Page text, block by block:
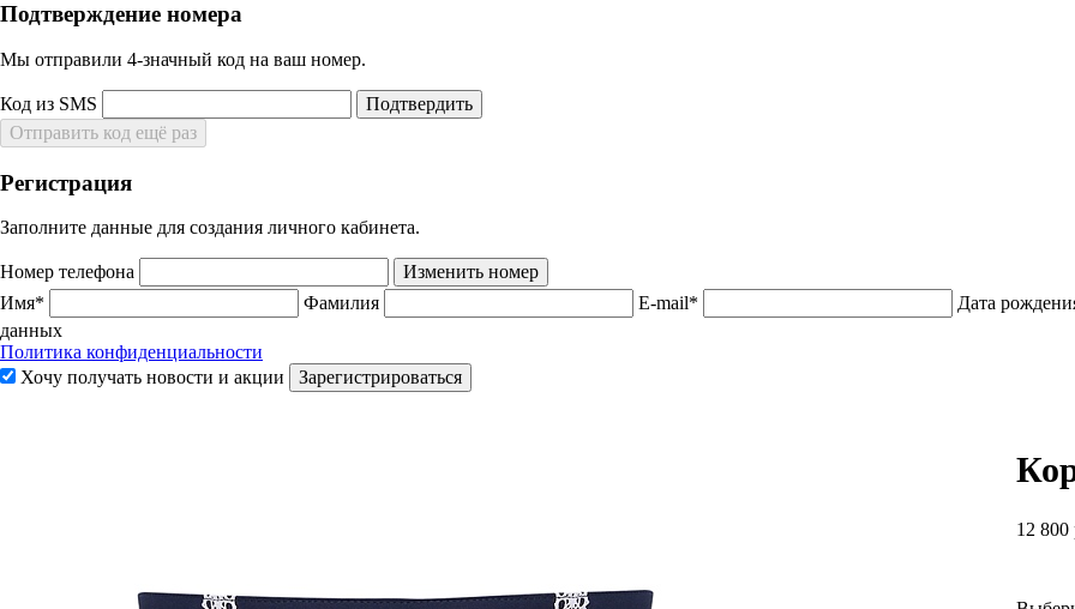
Подтверждение номера
Мы отправили 4‑значный код на ваш номер.
Код из SMS
Подтвердить
Отправить код ещё раз
Регистрация
Заполните данные для создания личного кабинета.
Номер телефона
Изменить номер
Имя*
Фамилия E-mail*
Дата
данных
Политика конфиденциальности
Хочу получать новости и акции
Зарегистрироваться
12 800